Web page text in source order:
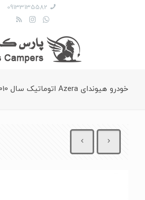
09133135582
خودرو هیوندای Azera اتوماتیک سال 2010